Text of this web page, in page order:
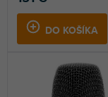
DO KOŠÍKA